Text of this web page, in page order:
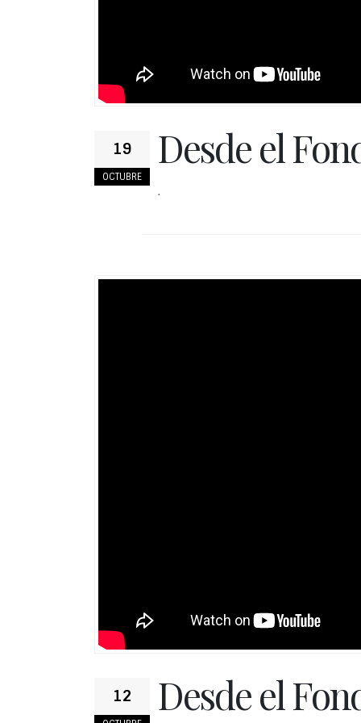
19
OCTUBRE
Desde el
.
12 Desde el